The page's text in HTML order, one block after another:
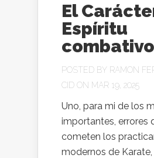
El
Espíritu
combativo
POSTED BY RAMON
CID ON MAR 19, 2025
Uno, para mi de los
importantes, errores
cometen los
modernos de